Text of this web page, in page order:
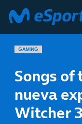
GAMING
Songs of
nueva
Witcher 3